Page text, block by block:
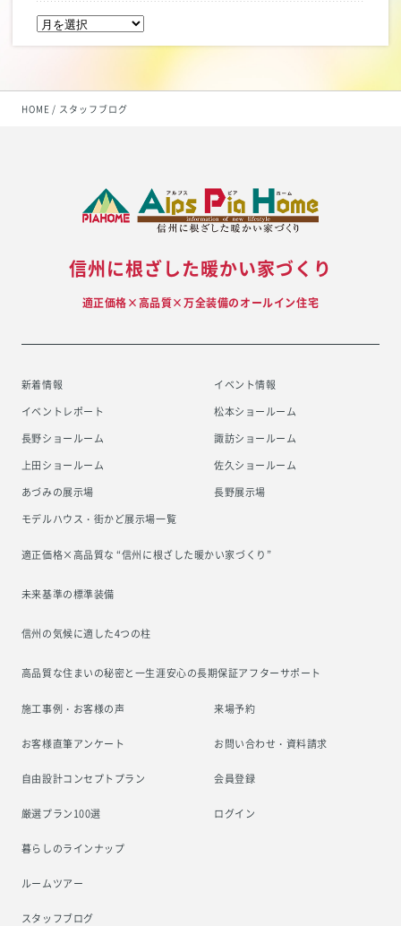
HOME スタッフブログ
信州に根ざした暖かい家づくり
適正価格×高品質×万全装備のオールイン住宅
新着情報
イベント情報
イベントレポート
松本ショールーム
長野ショールーム
諏訪ショールーム
上田ショールーム
佐久ショールーム
あづみの展示場
長野展示場
モデルハウス・街かど展示場一覧
適正価格×高品質な “信州に根ざした暖かい家づくり”
未来基準の標準装備
信州の気候に適した4つの柱
高品質な住まいの秘密と一生涯安心の長期保証アフターサポート
施工事例・お客様の声
お客様直筆アンケート
自由設計コンセプトプラン
厳選プラン100選
暮らしのラインナップ
ルームツアー
スタッフブログ
来場予約
お問い合わせ・資料請求
会員登録
ログイン